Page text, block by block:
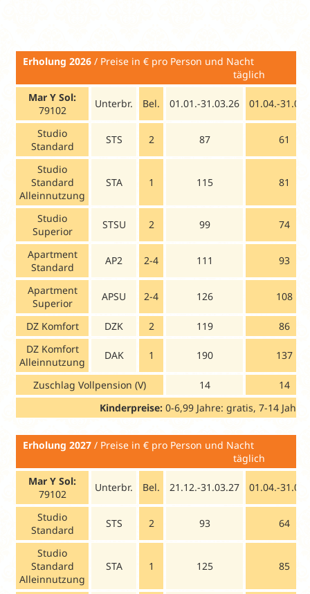
Erholung 2026/ Preise in € pro
täglich
Mar Y Sol:
79102
Unterbr. Bel. 01.01.-31.03.26 01.04.-
Studio
Standard
STS 2 87 61
Studio
Standard
Alleinnutzung
STA 1 115 81
Studio
Superior
STSU 2 99 74
Apartment
Standard
AP2 2-4 111 93
Apartment
Superior
APSU 2-4 126 108
DZ Komfort DZK 2 119
86
DZ Komfort
Alleinnutzung
DAK 1 190 137
Zuschlag Vollpension (V) 14
14
Kinderpreise: 0-6,99 Jahre: gratis, 7-14
Erholung 2027/ Preise in € pro
täglich
Mar Y Sol:
79102
Unterbr. Bel. 21.12.-31.03.27 01.04.-
Studio
Standard
STS 2 93 64
Studio
Standard
Alleinnutzung
STA 1 125 85